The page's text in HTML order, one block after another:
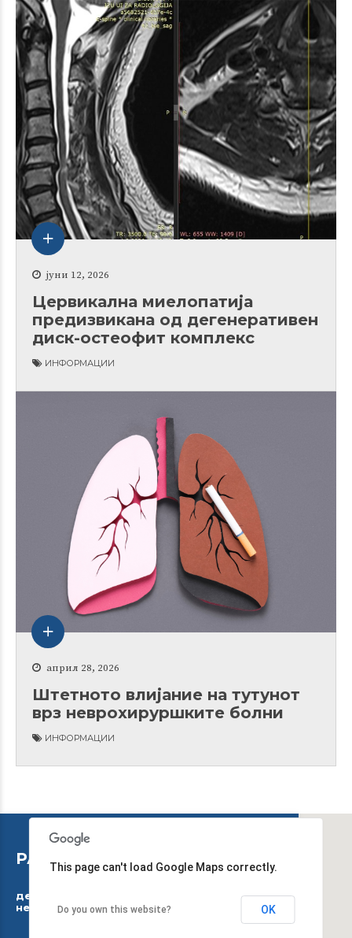
јуни 12, 2026
Цервикална миелопатија
предизвикана од дегенеративен
диск-остеофит комплекс
ИНФОРМАЦИИ
април 28, 2026
Штетното влијание на тутунот
врз неврохируршките болни
ИНФОРМАЦИИ
This page can't load Google Maps correctly.
Do you own this website? OK
РАБОТНО ВРЕМЕ
дежурниот тим работи 24 часа, 7 дена во
неделата